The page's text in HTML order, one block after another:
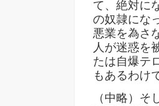
て、絶対に
の奴隷にな
悪業を為さ
人が迷惑を
たは自爆テ
もあるわけ
（中略）